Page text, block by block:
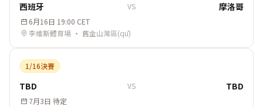
西班牙 VS 摩洛哥
6月16日 19:00 CET
李維斯體育場 · 舊金山灣區(qū)
1/16決賽
TBD VS TBD
7月3日 待定